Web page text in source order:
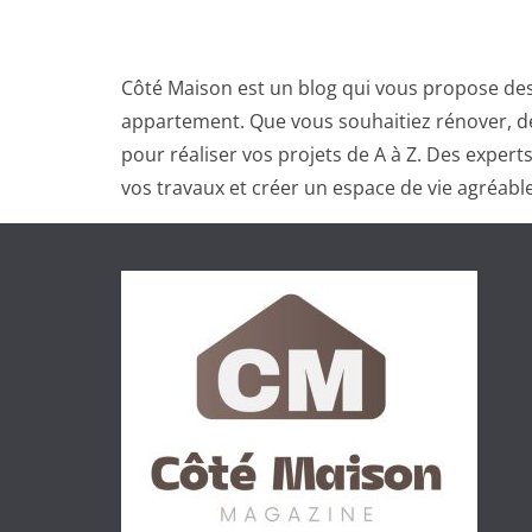
Côté Maison est un blog qui vous propose
appartement. Que vous souhaitiez rénover,
pour réaliser vos projets de A à Z. Des
vos travaux et créer un espace de vie